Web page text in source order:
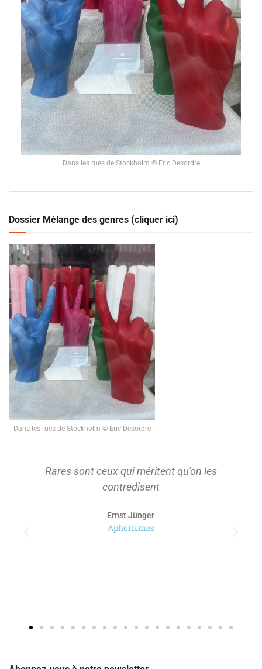
Dans les rues de Stockholm © Eric Desordre
Dossier Mélange des genres (cliquer ici)
Dans les rues de Stockholm © Eric Desordre
Rares sont ceux qui méritent qu'on les
contredisent
Ernst Jünger
Aphorismes